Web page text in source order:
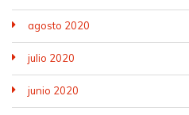
agosto 2020
julio 2020
junio 2020